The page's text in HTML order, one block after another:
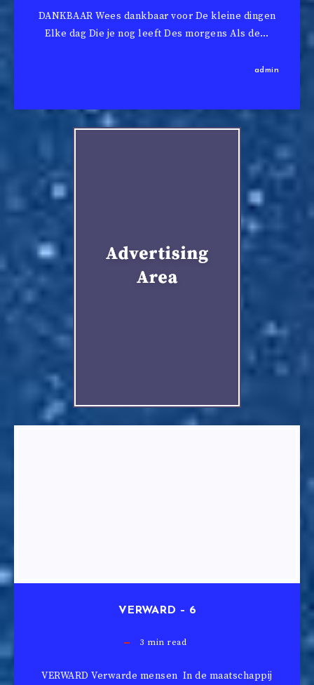
DANKBAAR Wees dankbaar voor De kleine dingen
Elke dag Die je nog leeft Des morgens Als de…
admin
VERWARD – 6
3 min read
VERWARD Verwarde mensen In de maatschappij